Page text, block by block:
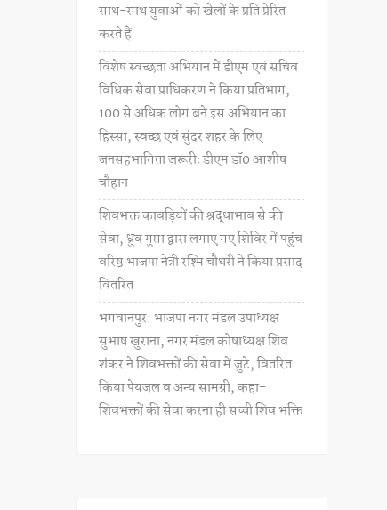
साथ-साथ युवाओं को खेलों के प्रति प्रेरित
करते हैं
विशेष स्वच्छता अभियान में डीएम एवं सचिव
विधिक सेवा प्राधिकरण ने किया प्रतिभाग,
100 से अधिक लोग बने इस अभियान का
हिस्सा, स्वच्छ एवं सुंदर शहर के लिए
जनसहभागिता जरूरीः डीएम डॉ0 आशीष
चौहान
शिवभक्त कावड़ियों की श्रद्धाभाव से की
सेवा, ध्रुव गुप्ता द्वारा लगाए गए शिविर में पहुंच
वरिष्ठ भाजपा नेत्री रश्मि चौधरी ने किया प्रसाद
वितरित
भगवानपुर: भाजपा नगर मंडल उपाध्यक्ष
सुभाष खुराना, नगर मंडल कोषाध्यक्ष शिव
शंकर ने शिवभक्तों की सेवा में जुटे, वितरित
किया पेयजल व अन्य सामग्री, कहा-
शिवभक्तों की सेवा करना ही सच्ची शिव भक्ति